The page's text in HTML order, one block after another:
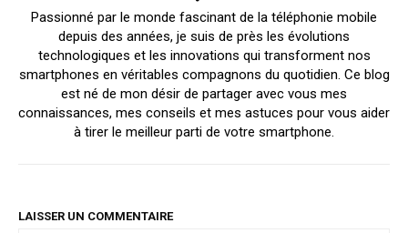
Passionné par le monde fascinant de la téléphonie mobile
depuis des années, je suis de près les évolutions
technologiques et les innovations qui transforment nos
smartphones en véritables compagnons du quotidien. Ce blog
est né de mon désir de partager avec vous mes
connaissances, mes conseils et mes astuces pour vous aider
à tirer le meilleur parti de votre smartphone.
LAISSER UN COMMENTAIRE